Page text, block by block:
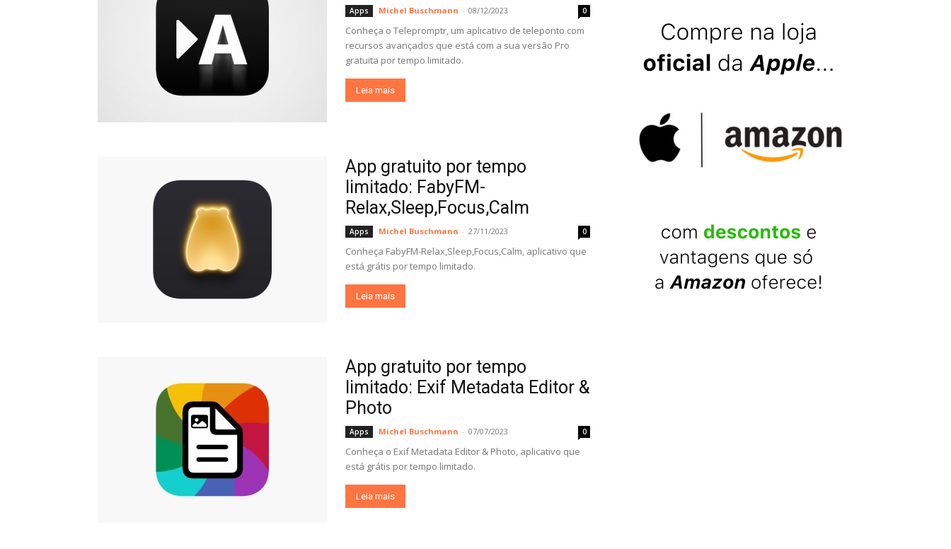
Apps Michel Buschmann - 08/12/2023 0
Conheça o Telepromptr, um aplicativo de teleponto com
recursos avançados que está com a sua versão Pro
gratuita por tempo limitado.
Leia mais
App gratuito por tempo
limitado: FabyFM-
Relax,Sleep,Focus,Calm
Apps Michel Buschmann - 27/11/2023 0
Conheça FabyFM-Relax,Sleep,Focus,Calm, aplicativo que
está grátis por tempo limitado.
Leia mais
App gratuito por tempo
limitado: Exif Metadata Editor &
Photo
Apps Michel Buschmann - 07/07/2023 0
Conheça o Exif Metadata Editor & Photo, aplicativo que
está grátis por tempo limitado.
Leia mais